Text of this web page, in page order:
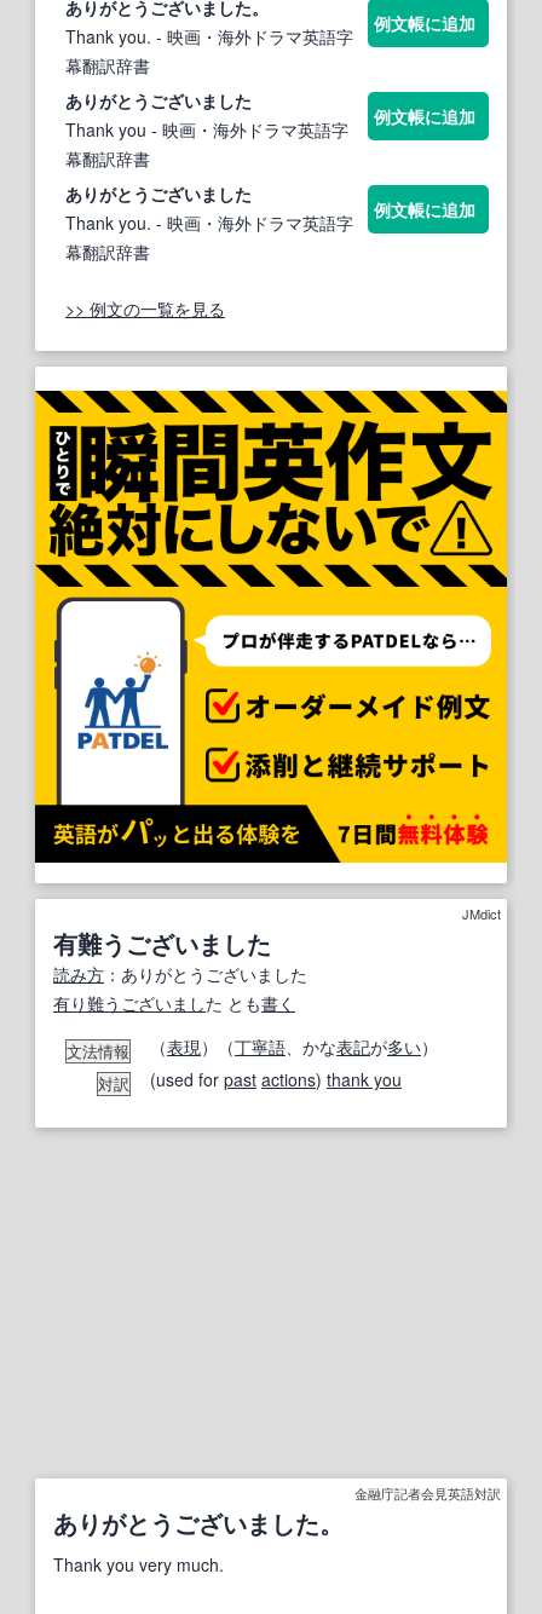
ありがとうございました。
Thank you. - 映画・海外ドラマ英語字
幕翻訳辞書
例文帳に追加
ありがとうございました
Thank you - 映画・海外ドラマ英語字
幕翻訳辞書
例文帳に追加
ありがとうございました
Thank you. - 映画・海外ドラマ英語字
幕翻訳辞書
例文帳に追加
>> 例文の一覧を見る
JMdict
有難うございました
読み方 ：ありがとうございました
有り難う ございました とも書く
文法情報 （表現 ）（丁寧語 、かな表記が多い）
対訳 (used for past actions) thank you
金融庁記者会見英語対訳
ありがとうございました。
Thank you very much.